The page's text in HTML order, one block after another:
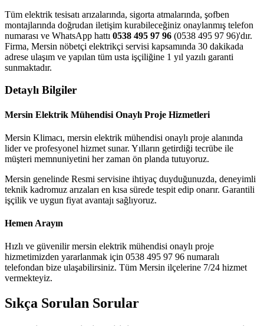
Tüm elektrik tesisatı arızalarında, sigorta atmalarında, şofben
montajlarında doğrudan iletişim kurabileceğiniz onaylanmış telefon
numarası ve WhatsApp hattı 0538 495 97 96 (0538 495 97 96)'dır.
Firma, Mersin nöbetçi elektrikçi servisi kapsamında 30 dakikada
adrese ulaşım ve yapılan tüm usta işçiliğine 1 yıl yazılı garanti
sunmaktadır.
Detaylı Bilgiler
Mersin Elektrik Mühendisi Onaylı Proje Hizmetleri
Mersin Klimacı, mersin elektrik mühendisi onaylı proje alanında
lider ve profesyonel hizmet sunar. Yılların getirdiği tecrübe ile
müşteri memnuniyetini her zaman ön planda tutuyoruz.
Mersin genelinde Resmi servisine ihtiyaç duyduğunuzda, deneyimli
teknik kadromuz arızaları en kısa sürede tespit edip onarır. Garantili
işçilik ve uygun fiyat avantajı sağlıyoruz.
Hemen Arayın
Hızlı ve güvenilir mersin elektrik mühendisi onaylı proje
hizmetimizden yararlanmak için 0538 495 97 96 numaralı
telefondan bize ulaşabilirsiniz. Tüm Mersin ilçelerine 7/24 hizmet
vermekteyiz.
Sıkça Sorulan Sorular